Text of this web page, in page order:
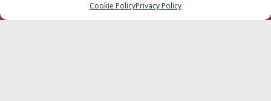
Cookie PolicyPrivacy Policy
CHIAMA SCRIVI